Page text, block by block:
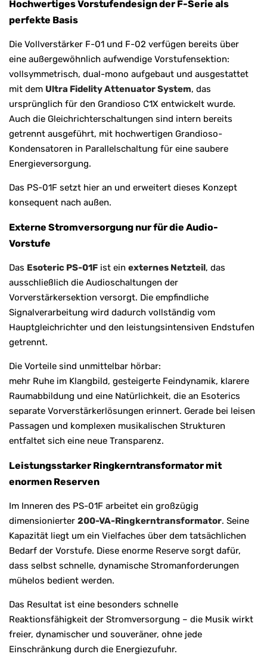
Hochwertiges Vorstufendesign der F-Serie als
perfekte Basis
Die Vollverstärker F-01 und F-02 verfügen bereits über
eine außergewöhnlich aufwendige Vorstufensektion:
vollsymmetrisch, dual-mono aufgebaut und ausgestattet
mit dem Ultra Fidelity Attenuator System, das
ursprünglich für den Grandioso C1X entwickelt wurde.
Auch die Gleichrichterschaltungen sind intern bereits
getrennt ausgeführt, mit hochwertigen Grandioso-
Kondensatoren in Parallelschaltung für eine saubere
Energieversorgung.
Das PS-01F setzt hier an und erweitert dieses Konzept
konsequent nach außen.
Externe Stromversorgung nur für die Audio-
Vorstufe
Das Esoteric PS-01F ist ein externes Netzteil, das
ausschließlich die Audioschaltungen der
Vorverstärkersektion versorgt. Die empfindliche
Signalverarbeitung wird dadurch vollständig vom
Hauptgleichrichter und den leistungsintensiven Endstufen
getrennt.
Die Vorteile sind unmittelbar hörbar:
mehr Ruhe im Klangbild, gesteigerte Feindynamik, klarere
Raumabbildung und eine Natürlichkeit, die an Esoterics
separate Vorverstärkerlösungen erinnert. Gerade bei leisen
Passagen und komplexen musikalischen Strukturen
entfaltet sich eine neue Transparenz.
Leistungsstarker Ringkerntransformator mit
enormen Reserven
Im Inneren des PS-01F arbeitet ein großzügig
dimensionierter 200-VA-Ringkerntransformator. Seine
Kapazität liegt um ein Vielfaches über dem tatsächlichen
Bedarf der Vorstufe. Diese enorme Reserve sorgt dafür,
dass selbst schnelle, dynamische Stromanforderungen
mühelos bedient werden.
Das Resultat ist eine besonders schnelle
Reaktionsfähigkeit der Stromversorgung – die Musik wirkt
freier, dynamischer und souveräner, ohne jede
Einschränkung durch die Energiezufuhr.